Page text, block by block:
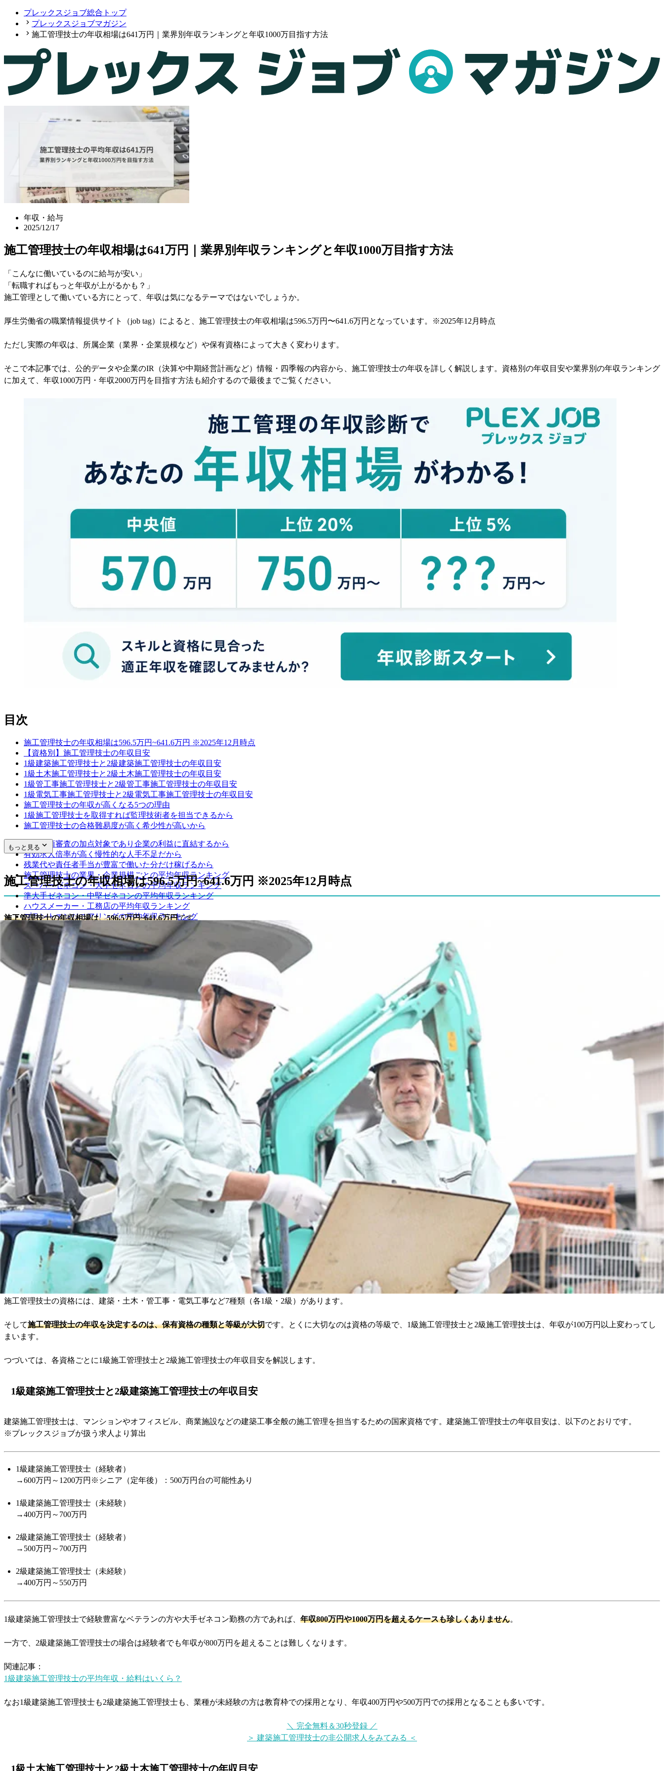
プレックスジョブ総合トップ
プレックスジョブマガジン
施工管理技士の年収相場は641万円｜業界別年収ランキングと年収1000万目指す方法
年収・給与
2025/12/17
施工管理技士の年収相場は641万円｜業界別年収ランキングと年収1000万目指す方法
「こんなに働いているのに給与が安い」
「転職すればもっと年収が上がるかも？」
施工管理として働いている方にとって、年収は気になるテーマではないでしょうか。
厚生労働省の職業情報提供サイト（job tag）によると、施工管理技士の年収相場は596.5万円〜641.6万円となっています。※2025年12月時点
ただし実際の年収は、所属企業（業界・企業規模など）や保有資格によって大きく変わります。
そこで本記事では、公的データや企業のIR（決算や中期経営計画など）情報・四季報の内容から、施工管理技士の年収を詳しく解説します。資格別の年収目安や業界別の年収ランキング
に加えて、年収1000万円・年収2000万円を目指す方法も紹介するので最後までご覧ください。
目次
施工管理技士の年収相場は596.5万円~641.6万円 ※2025年12月時点
【資格別】施工管理技士の年収目安
1級建築施工管理技士と2級建築施工管理技士の年収目安
1級土木施工管理技士と2級土木施工管理技士の年収目安
1級管工事施工管理技士と2級管工事施工管理技士の年収目安
1級電気工事施工管理技士と2級電気工事施工管理技士の年収目安
施工管理技士の年収が高くなる5つの理由
1級施工管理技士を取得すれば監理技術者を担当できるから
施工管理技士の合格難易度が高く希少性が高いから
経営事項審査の加点対象であり企業の利益に直結するから
有効求人倍率が高く慢性的な人手不足だから
残業代や責任者手当が豊富で働いた分だけ稼げるから
施工管理技士の業界・企業規模ごとの平均年収ランキング
スーパーゼネコン・大手ゼネコンの平均年収ランキング
準大手ゼネコン・中堅ゼネコンの平均年収ランキング
ハウスメーカー・工務店の平均年収ランキング
プラントエンジニアリングの平均年収ランキング
デベロッパー（発注者側）の平均年収ランキング
施工管理技士が年収1000万・年収2000万を目指す方法
1級施工管理技士の資格を取得する
大規模プロジェクトでの経験を積む
平均年収1000万円以上の企業に転職する
海外のプロジェクトがある企業に転職する
施工管理技士の個人事業主として独立する
施工管理技士の転職成功事例
事例1：年収600万円前半から年収850万円以上にアップしたAさん
事例2：年収700万円弱から年収800万円以上にアップさせたBさん
事例3：年収650万円から年収800万円にアップさせたCさん
事例4：年収450万円から年収700万円までアップさせたDさん
事例5：年収300万円台から700万円までアップさせたEさん
施工管理技士の年収に関するよくある質問
施工管理技士の平均年収はいくらですか？
施工管理技士の資格は希少性が高いですか？
施工管理技士の資格があれば転職できますか？
1級施工管理技士補の資格でも転職に有利になりますか？
施工管理技士を取れば食いっぱぐれないですか？
施工管理技士はやめとけと言われたのはなぜでしょうか？
高卒や文系でも施工管理技士を取ると年収は上がりますか？
1級施工管理技士と一級建築士はどちらの年収が高いですか？
まとめ
もっと見る
施工管理技士の年収相場は596.5万円~641.6万円 ※2025年12月時点
施工管理技士の年収相場は、596.5万円~641.6万円です。
施工管理技士の分類 平均年収
建築分野※1
土木分野※2
596.5万円
※1.職業別名：管工事施工管理技士・給排水設備工事施工管理者・空調衛生設備施工管理技術者・建築工事現場監督・プラント建設工事施工管理技術者・内装工事施工管理技術者
※2.職業別名：浄化槽設備士・造園施工管理技術者・土木工事現場監督
参照：
建築施工管理技術者 | 厚生労働省
土木施工管理技術者 | 厚生労働省
施工管理技士は土木分野・建築分野を問わず、日本全体の平均年収である478万円を超えています。また政府統計を見ると、土木や建築分野の年収が年々増加傾向にあることもわかりま
す。
※2020年に年収が高かったのは、東京五輪の需要が高かったためです。
年数 土木技術者 建築技術者
2023年 603.9万円 630.8万円
2022年 573.2万円 620.3万円
2021年 566.5万円 586.2万円
2020年 568.2万円
619.8万円
参照：賃金構造基本統計調査 | e-Start 政府統計の総合窓口
【資格別】施工管理技士の年収目安
施工管理技士の資格には、建築・土木・管工事・電気工事など7種類（各1級・2級）があります。
そして施工管理技士の年収を決定するのは、保有資格の種類と等級が大切です。とくに大切なのは資格の等級で、1級施工管理技士と2級施工管理技士は、年収が100万円以上変わってし
まいます。
つづいては、各資格ごとに1級施工管理技士と2級施工管理技士の年収目安を解説します。
1級建築施工管理技士と2級建築施工管理技士の年収目安
建築施工管理技士は、マンションやオフィスビル、商業施設などの建築工事全般の施工管理を担当するための国家資格です。建築施工管理技士の年収目安は、以下のとおりです。
※プレックスジョブが扱う求人より算出
1級建築施工管理技士（経験者）
→600万円～1200万円※シニア（定年後）：500万円台の可能性あり
1級建築施工管理技士（未経験）
→400万円～700万円
2級建築施工管理技士（経験者）
→500万円～700万円
2級建築施工管理技士（未経験）
→400万円～550万円
1級建築施工管理技士で経験豊富なベテランの方や大手ゼネコン勤務の方であれば、 年収800万円や1000万円を超えるケースも珍しくありません。
一方で、2級建築施工管理技士の場合は経験者でも年収が800万円を超えることは難しくなります。
関連記事：
1級建築施工管理技士の平均年収・給料はいくら？
なお1級建築施工管理技士も2級建築施工管理技士も、業種が未経験の方は教育枠での採用となり、年収400万円や500万円での採用となることも多いです。
＼ 完全無料＆30秒登録 ／
＞ 建築施工管理技士の非公開求人をみてみる ＜
1級土木施工管理技士と2級土木施工管理技士の年収目安